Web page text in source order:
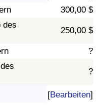
300,00 $
des
250,00 $
?
?
[Bearbeiten]
Land